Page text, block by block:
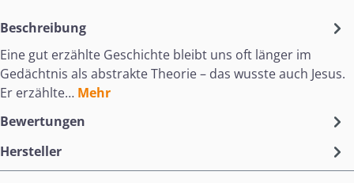
Beschreibung
Eine gut erzählte Geschichte bleibt uns oft länger im
Gedächtnis als abstrakte Theorie – das wusste auch Jesus.
Er erzählte… Mehr
Bewertungen
Hersteller